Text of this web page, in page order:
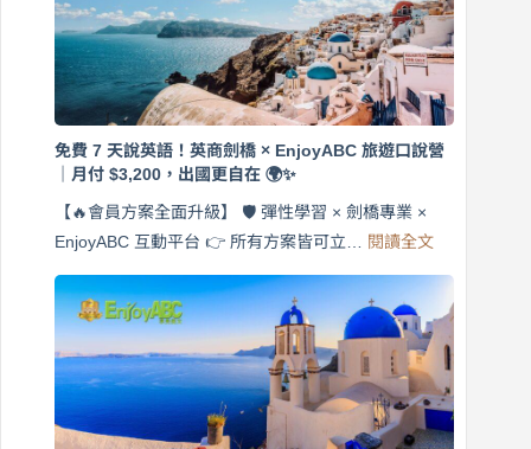
免費 7 天說英語！英商劍橋 × EnjoyABC 旅遊口說營
｜月付 $3,200，出國更自在 🌍✨
【🔥會員方案全面升級】 🛡️ 彈性學習 × 劍橋專業 ×
EnjoyABC 互動平台 👉 所有方案皆可立… 閱讀全文:
天
說
英
語！
英
商